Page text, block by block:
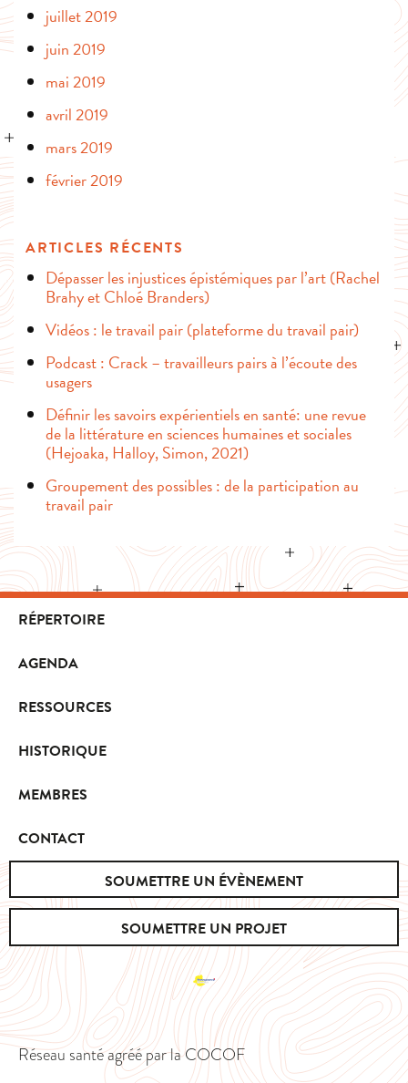
juillet 2019
juin 2019
mai 2019
avril 2019
mars 2019
février 2019
ARTICLES RÉCENTS
Dépasser les injustices épistémiques par l’art (Rachel
Brahy et Chloé Branders)
Vidéos : le travail pair (plateforme du travail pair)
Podcast : Crack – travailleurs pairs à l’écoute des
usagers
Définir les savoirs expérientiels en santé: une revue
de la littérature en sciences humaines et sociales
(Hejoaka, Halloy, Simon, 2021)
Groupement des possibles : de la participation au
travail pair
RÉPERTOIRE
AGENDA
RESSOURCES
HISTORIQUE
MEMBRES
CONTACT
SOUMETTRE UN ÉVÈNEMENT
SOUMETTRE UN PROJET
Réseau santé agréé par la COCOF